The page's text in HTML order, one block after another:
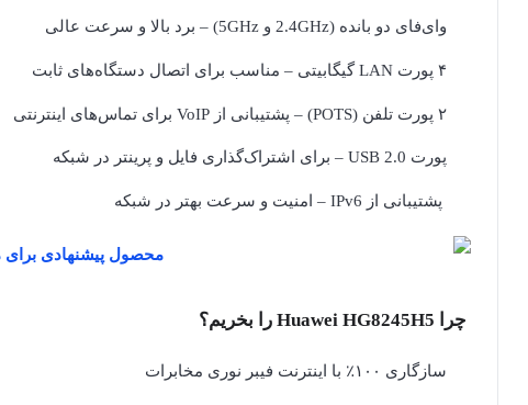
وای‌فای دو بانده (2.4GHz و 5GHz) – برد بالا و سرعت عالی
۴ پورت LAN گیگابیتی – مناسب برای اتصال دستگاه‌های ثابت
۲ پورت تلفن (POTS) – پشتیبانی از VoIP برای تماس‌های اینترنتی
پورت USB 2.0 – برای اشتراک‌گذاری فایل و پرینتر در شبکه
پشتیبانی از IPv6 – امنیت و سرعت بهتر در شبکه
چرا Huawei HG8245H5 را بخریم؟
سازگاری ۱۰۰٪ با اینترنت فیبر نوری مخابرات